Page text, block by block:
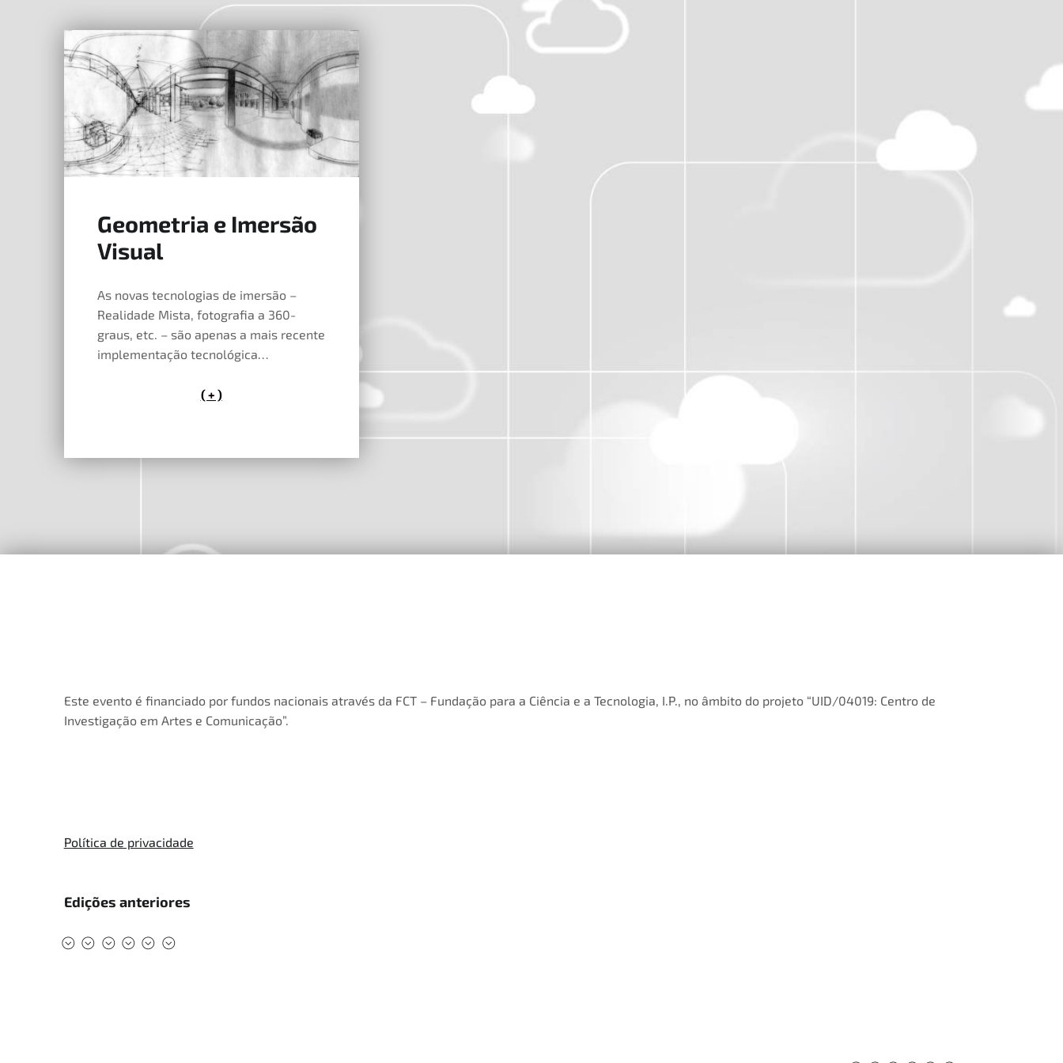
Geometria e Imersão
Visual
As novas tecnologias de imersão –
Realidade Mista, fotografia a 360-
graus, etc. – são apenas a mais recente
implementação tecnológica…
( + )
24 de Abril, 2019
Este evento é financiado por fundos nacionais através da FCT – Fundação para a Ciência e a Tecnologia, I.P., no âmbito do projeto “UID/04019: Centro de
Investigação em Artes e Comunicação”.
Política de privacidade
Edições anteriores
#DMAD2025
#DMAD2024
#DMAD2023
#DMAD2022
#DMAD2020
#DMAD2019
#DMAD2025
#DMAD2024
#DMAD2023
#DMAD2022
#DMAD2020
#DMAD2019